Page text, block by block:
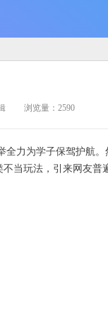
浏览量：2590
全力为学子保驾护航
当玩法，引来网友普